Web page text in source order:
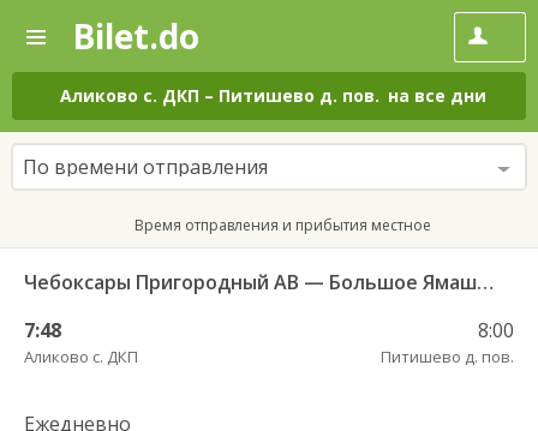
—
Поиск
и
покупка
билетов
на
автобус
онлайн
Bilet.do
Аликово с. ДКП – Питишево д. пов. на все дни
По времени отправления
Время отправления и прибытия местное
Чебоксары Пригородный АВ — Большое Ямашево с. ч/з Аликово с. ДКП 661
7:48
Аликово с. ДКП
8:00
Питишево д. пов.
Ежедневно